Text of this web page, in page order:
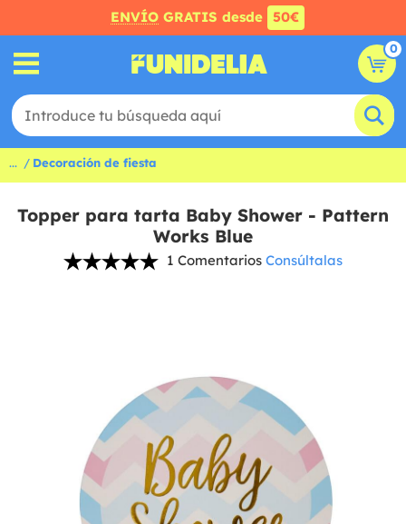
ENVÍO GRATIS desde 50€
0
... Decoración de fiesta
Topper para tarta Baby Shower - Pattern
Works Blue
1 Comentarios Consúltalas